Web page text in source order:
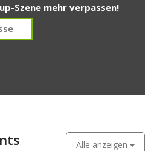
Szene mehr verpassen!
Alle anzeigen